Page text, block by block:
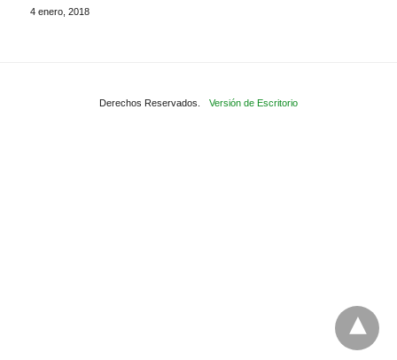
4 enero, 2018
Derechos Reservados. Versión de Escritorio